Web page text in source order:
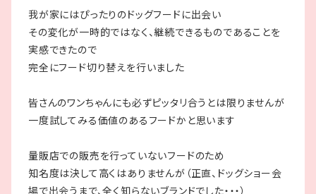
我が家にはぴったりのドッグフードに出会い
その変化が一時的ではなく、継続できるものであることを
実感できたので
完全にフード切り替えを行いました
皆さんのワンちゃんにも必ずピッタリ合うとは限りませんが
一度試してみる価値のあるフードかと思います
量販店での販売を行っていないフードのため
知名度は決して高くはありませんが（正直、ドッグショー会
場で出会うまで、全く知らないブランドでした・・・）